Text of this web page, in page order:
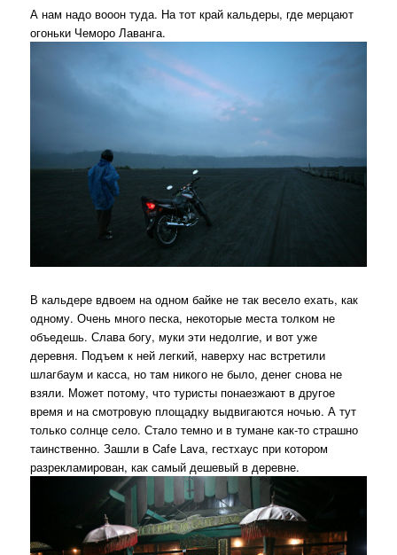
А нам надо вооон туда. На тот край кальдеры, где мерцают
огоньки Чеморо Лаванга.
В кальдере вдвоем на одном байке не так весело ехать, как
одному. Очень много песка, некоторые места толком не
объедешь. Слава богу, муки эти недолгие, и вот уже
деревня. Подъем к ней легкий, наверху нас встретили
шлагбаум и касса, но там никого не было, денег снова не
взяли. Может потому, что туристы понаезжают в другое
время и на смотровую площадку выдвигаются ночью. А тут
только солнце село. Стало темно и в тумане как-то страшно
таинственно. Зашли в Cafe Lava, гестхаус при котором
разрекламирован, как самый дешевый в деревне.